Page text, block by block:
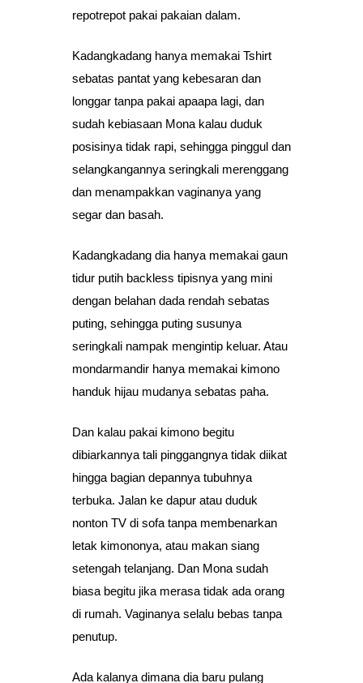
repotrepot pakai pakaian dalam.
Kadangkadang hanya memakai Tshirt
sebatas pantat yang kebesaran dan
longgar tanpa pakai apaapa lagi, dan
sudah kebiasaan Mona kalau duduk
posisinya tidak rapi, sehingga pinggul dan
selangkangannya seringkali merenggang
dan menampakkan vaginanya yang
segar dan basah.
Kadangkadang dia hanya memakai gaun
tidur putih backless tipisnya yang mini
dengan belahan dada rendah sebatas
puting, sehingga puting susunya
seringkali nampak mengintip keluar. Atau
mondarmandir hanya memakai kimono
handuk hijau mudanya sebatas paha.
Dan kalau pakai kimono begitu
dibiarkannya tali pinggangnya tidak diikat
hingga bagian depannya tubuhnya
terbuka. Jalan ke dapur atau duduk
nonton TV di sofa tanpa membenarkan
letak kimononya, atau makan siang
setengah telanjang. Dan Mona sudah
biasa begitu jika merasa tidak ada orang
di rumah. Vaginanya selalu bebas tanpa
penutup.
Ada kalanya dimana dia baru pulang